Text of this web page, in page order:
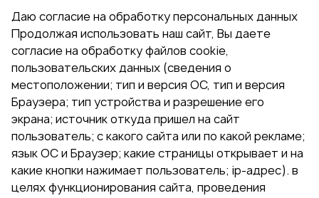
Даю согласие на обработку персональных данных
Продолжая использовать наш сайт, Вы даете
согласие на обработку файлов cookie,
пользовательских данных (сведения о
местоположении; тип и версия ОС, тип и версия
Браузера; тип устройства и разрешение его
экрана; источник откуда пришел на сайт
пользователь; с какого сайта или по какой рекламе;
язык ОС и Браузер; какие страницы открывает и на
какие кнопки нажимает пользователь; ip-адрес). в
целях функционирования сайта, проведения